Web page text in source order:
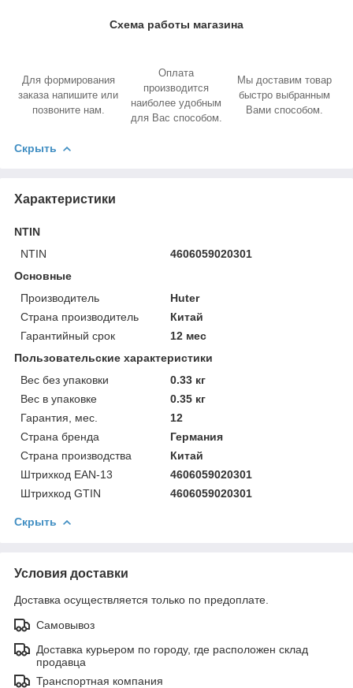
Схема работы магазина
Для формирования
заказа напишите или
позвоните нам.
Оплата
производится
наиболее удобным
для Вас способом.
Мы доставим товар
быстро выбранным
Вами способом.
Скрыть
Характеристики
NTIN
NTIN
4606059020301
Основные
Производитель
Huter
Страна производитель
Китай
Гарантийный срок
12 мес
Пользовательские характеристики
Вес без упаковки
0.33 кг
Вес в упаковке
0.35 кг
Гарантия, мес.
12
Страна бренда
Германия
Страна производства
Китай
Штрихкод EAN-13
4606059020301
Штрихкод GTIN
4606059020301
Скрыть
Условия доставки
Доставка осуществляется только по предоплате.
Самовывоз
Доставка курьером по городу, где расположен склад
продавца
Транспортная компания